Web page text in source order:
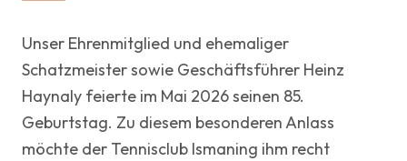
Unser Ehrenmitglied und ehemaliger
Schatzmeister sowie Geschäftsführer Heinz
Haynaly feierte im Mai 2026 seinen 85.
Geburtstag. Zu diesem besonderen Anlass
möchte der Tennisclub Ismaning ihm recht